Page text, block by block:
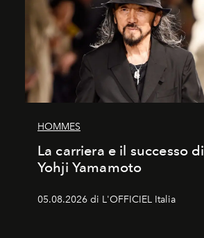
HOMMES
La carriera e il successo di
Yohji Yamamoto
05.08.2026 di L'OFFICIEL Italia